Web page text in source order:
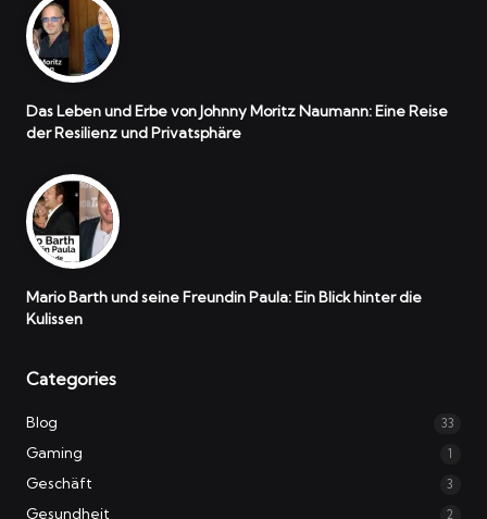
Das Leben und Erbe von Johnny Moritz Naumann: Eine Reise
der Resilienz und Privatsphäre
Mario Barth und seine Freundin Paula: Ein Blick hinter die
Kulissen
Categories
Blog 33
Gaming 1
Geschäft 3
Gesundheit 2